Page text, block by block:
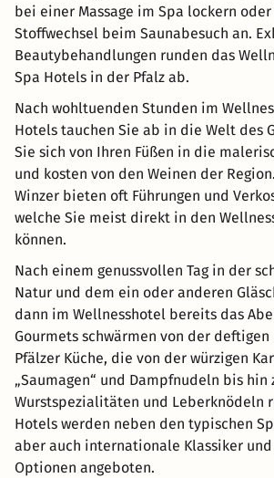
bei einer Massage im Spa lockern
Stoffwechsel beim Saunabesuch an.
Beautybehandlungen runden das
Spa Hotels in der Pfalz ab.
Nach wohltuenden Stunden im
Hotels tauchen Sie ab in die Welt des
Sie sich von Ihren Füßen in die
und kosten von den Weinen der
Winzer bieten oft Führungen und
welche Sie meist direkt in den
können.
Nach einem genussvollen Tag in der
Natur und dem ein oder anderen
dann im Wellnesshotel bereits das
Gourmets schwärmen von der
Pfälzer Küche, die von der würzigen
„Saumagen“ und Dampfnudeln bis hin
Wurstspezialitäten und Leberknödeln
Hotels werden neben den typischen
aber auch internationale Klassiker
Optionen angeboten.